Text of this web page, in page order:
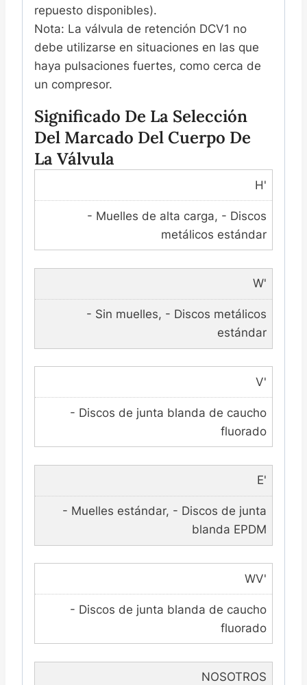
repuesto disponibles).
Nota: La válvula de retención DCV1 no
debe utilizarse en situaciones en las que
haya pulsaciones fuertes, como cerca de
un compresor.
Significado De La Selección
Del Marcado Del Cuerpo De
La Válvula
H'
- Muelles de alta carga, - Discos
metálicos estándar
W'
- Sin muelles, - Discos metálicos
estándar
V'
- Discos de junta blanda de caucho
fluorado
E'
- Muelles estándar, - Discos de junta
blanda EPDM
WV'
- Discos de junta blanda de caucho
fluorado
NOSOTROS